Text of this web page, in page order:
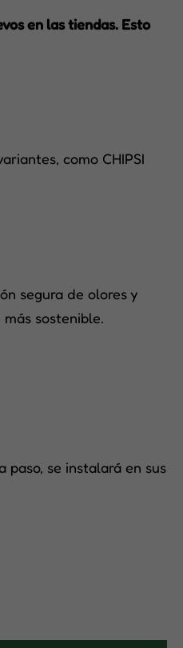
en las tiendas. Esto
como CHIPSI
segura de olores y
sostenible.
paso, se instalará en sus